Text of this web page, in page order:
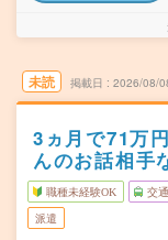
未読 掲載日 2026/08/
3ヵ月で71万
んのお話相手
職種未経験OK 交
派遣